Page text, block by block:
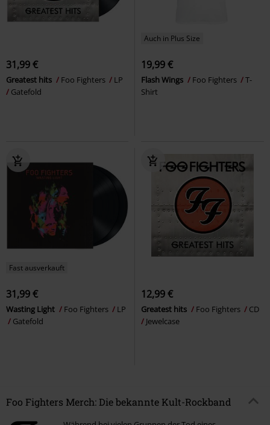
31,99 €
Greatest hits Foo Fighters
LP
Gatefold
Auch in Plus Size
19,99 €
Flash Wings Foo Fighters
T-
Shirt
Fast ausverkauft
31,99 €
Wasting Light Foo Fighters
LP
Gatefold
12,99 €
Greatest hits Foo Fighters
CD
Jewelcase
Foo Fighters Merch: Die bekannte Kult-Rockband